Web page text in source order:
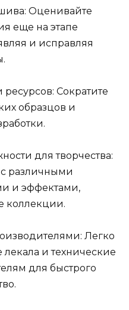
Оценивайте
еще на этапе
и исправляя
Сократите
образцов и
для творчества:
различными
и эффектами,
коллекции.
Легко
лекала и технические
для быстрого